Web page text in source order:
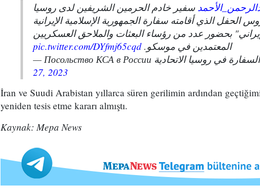
سفير خادم الحرمين الشريفين لدى روسيا
الحفل الذي أقامته سفارة الجمهورية الإسلامية الإيرانية
بحضور عدد من رؤساء البعثات والملاحق العسكريين
المعتمدين في موسكو.pic.twitter.com/DYfmj65cqd
27, 2023
İran ve Suudi Arabistan yıllarca süren gerilimin ardından
yeniden tesis etme kararı almıştı.
Kaynak: Mepa News